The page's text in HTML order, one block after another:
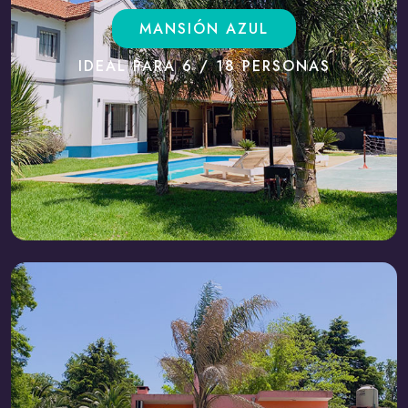
MANSIÓN AZUL
IDEAL PARA 6 / 18 PERSONAS